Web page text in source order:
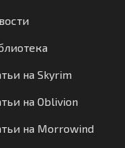
на Skyrim
на Oblivion
на Morrowind